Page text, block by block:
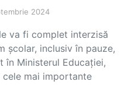
2024
va fi complet interzisă
școlar, inclusiv în pauze,
în Ministerul Educației,
cele mai importante